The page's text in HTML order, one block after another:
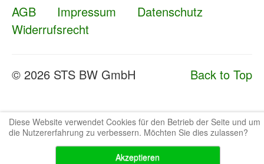
AGB
Impressum Datenschutz
Widerrufsrecht
Back to Top
© 2026 STS BW GmbH
Diese Website verwendet Cookies für den Betrieb der Seite und um
die Nutzererfahrung zu verbessern. Möchten Sie dies zulassen?
Akzeptieren